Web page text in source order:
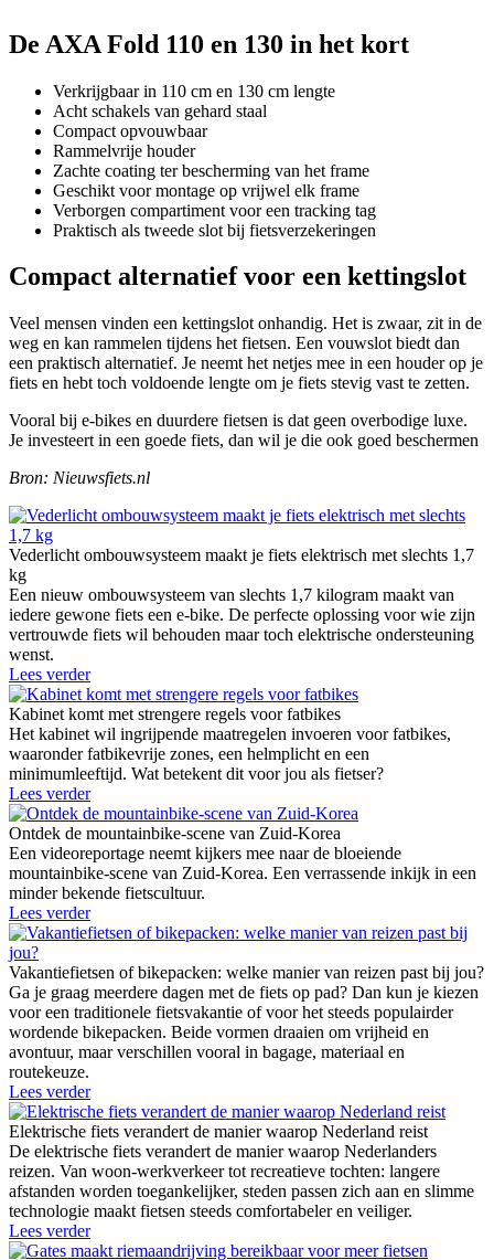
De AXA Fold 110 en 130 in het kort
Verkrijgbaar in 110 cm en 130 cm lengte
Acht schakels van gehard staal
Compact opvouwbaar
Rammelvrije houder
Zachte coating ter bescherming van het frame
Geschikt voor montage op vrijwel elk frame
Verborgen compartiment voor een tracking tag
Praktisch als tweede slot bij fietsverzekeringen
Compact alternatief voor een kettingslot
Veel mensen vinden een kettingslot onhandig. Het is zwaar, zit in de
weg en kan rammelen tijdens het fietsen. Een vouwslot biedt dan
een praktisch alternatief. Je neemt het netjes mee in een houder op je
fiets en hebt toch voldoende lengte om je fiets stevig vast te zetten.
Vooral bij e-bikes en duurdere fietsen is dat geen overbodige luxe.
Je investeert in een goede fiets, dan wil je die ook goed beschermen
Bron: Nieuwsfiets.nl
Vederlicht ombouwsysteem maakt je fiets elektrisch met slechts 1,7
kg
Een nieuw ombouwsysteem van slechts 1,7 kilogram maakt van
iedere gewone fiets een e-bike. De perfecte oplossing voor wie zijn
vertrouwde fiets wil behouden maar toch elektrische ondersteuning
wenst.
Lees verder
Kabinet komt met strengere regels voor fatbikes
Het kabinet wil ingrijpende maatregelen invoeren voor fatbikes,
waaronder fatbikevrije zones, een helmplicht en een
minimumleeftijd. Wat betekent dit voor jou als fietser?
Lees verder
Ontdek de mountainbike-scene van Zuid-Korea
Een videoreportage neemt kijkers mee naar de bloeiende
mountainbike-scene van Zuid-Korea. Een verrassende inkijk in een
minder bekende fietscultuur.
Lees verder
Vakantiefietsen of bikepacken: welke manier van reizen past bij jou?
Ga je graag meerdere dagen met de fiets op pad? Dan kun je kiezen
voor een traditionele fietsvakantie of voor het steeds populairder
wordende bikepacken. Beide vormen draaien om vrijheid en
avontuur, maar verschillen vooral in bagage, materiaal en
routekeuze.
Lees verder
Elektrische fiets verandert de manier waarop Nederland reist
De elektrische fiets verandert de manier waarop Nederlanders
reizen. Van woon-werkverkeer tot recreatieve tochten: langere
afstanden worden toegankelijker, steden passen zich aan en slimme
technologie maakt fietsen steeds comfortabeler en veiliger.
Lees verder